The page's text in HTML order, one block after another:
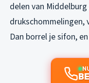
delen van
drukschommelingen,
Dan borrel je sifon,